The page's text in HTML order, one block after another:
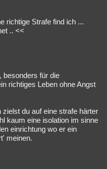
richtige Strafe find ich ...
.. <<
besonders für die
richtiges Leben ohne Angst
du auf eine strafe härter
kaum eine isolation im sinne
einrichtung wo er ein
meinen.